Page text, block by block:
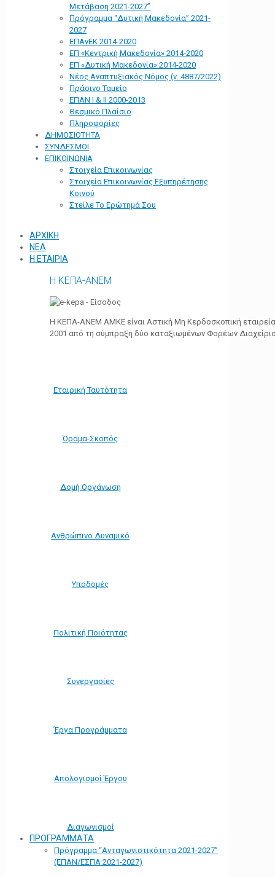
Μετάβαση 2021-2027”
Πρόγραμμα “Δυτική Μακεδονία” 2021-
2027
ΕΠΑνΕΚ 2014-2020
ΕΠ «Kεντρική Μακεδονία» 2014-2020
ΕΠ «Δυτική Μακεδονία» 2014-2020
Νέος Αναπτυξιακός Νόμος (ν. 4887/2022)
Πράσινο Ταμείο
ΕΠΑΝ Ι & ΙΙ 2000-2013
Θεσμικό Πλαίσιο
Πληροφορίες
ΔΗΜΟΣΙΟΤΗΤΑ
ΣΥΝΔΕΣΜΟΙ
ΕΠΙΚΟΙΝΩΝΙΑ
Στοιχεία Επικοινωνίας
Στοιχεία Επικοινωνίας Εξυπηρέτησης
Κοινού
Στείλε Το Ερώτημά Σου
ΑΡΧΙΚΗ
ΝΕΑ
Η ΕΤΑΙΡΙΑ
Η ΚΕΠΑ-ΑΝΕΜ
Η ΚΕΠΑ-ΑΝΕΜ ΑΜΚΕ είναι Αστική Μη Κερδοσκοπική
2001 από τη σύμπραξη δύο καταξιωμένων Φορέων
Εταιρική Ταυτότητα
Όραμα-Σκοπός
Δομή Οργάνωση
Ανθρώπινο Δυναμικό
Υποδομές
Πολιτική Ποιότητας
Συνεργασίες
Έργα Προγράμματα
Απολογισμοί Έργου
Διαγωνισμοί
ΠΡΟΓΡΑΜΜΑΤΑ
Πρόγραμμα “Ανταγωνιστικότητα 2021-2027”
(ΕΠΑΝ/ΕΣΠΑ 2021-2027)